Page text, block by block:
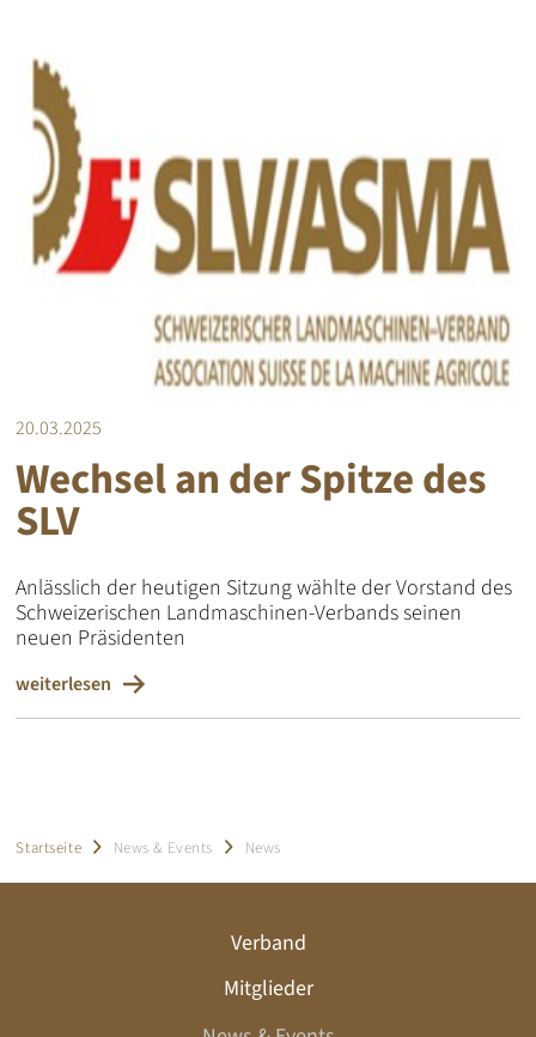
20.03.2025
Wechsel an der Spitze des
SLV
Anlässlich der heutigen Sitzung wählte der Vorstand des
Schweizerischen Landmaschinen-Verbands seinen
neuen Präsidenten
weiterlesen
Startseite News & Events News
Verband
Mitglieder